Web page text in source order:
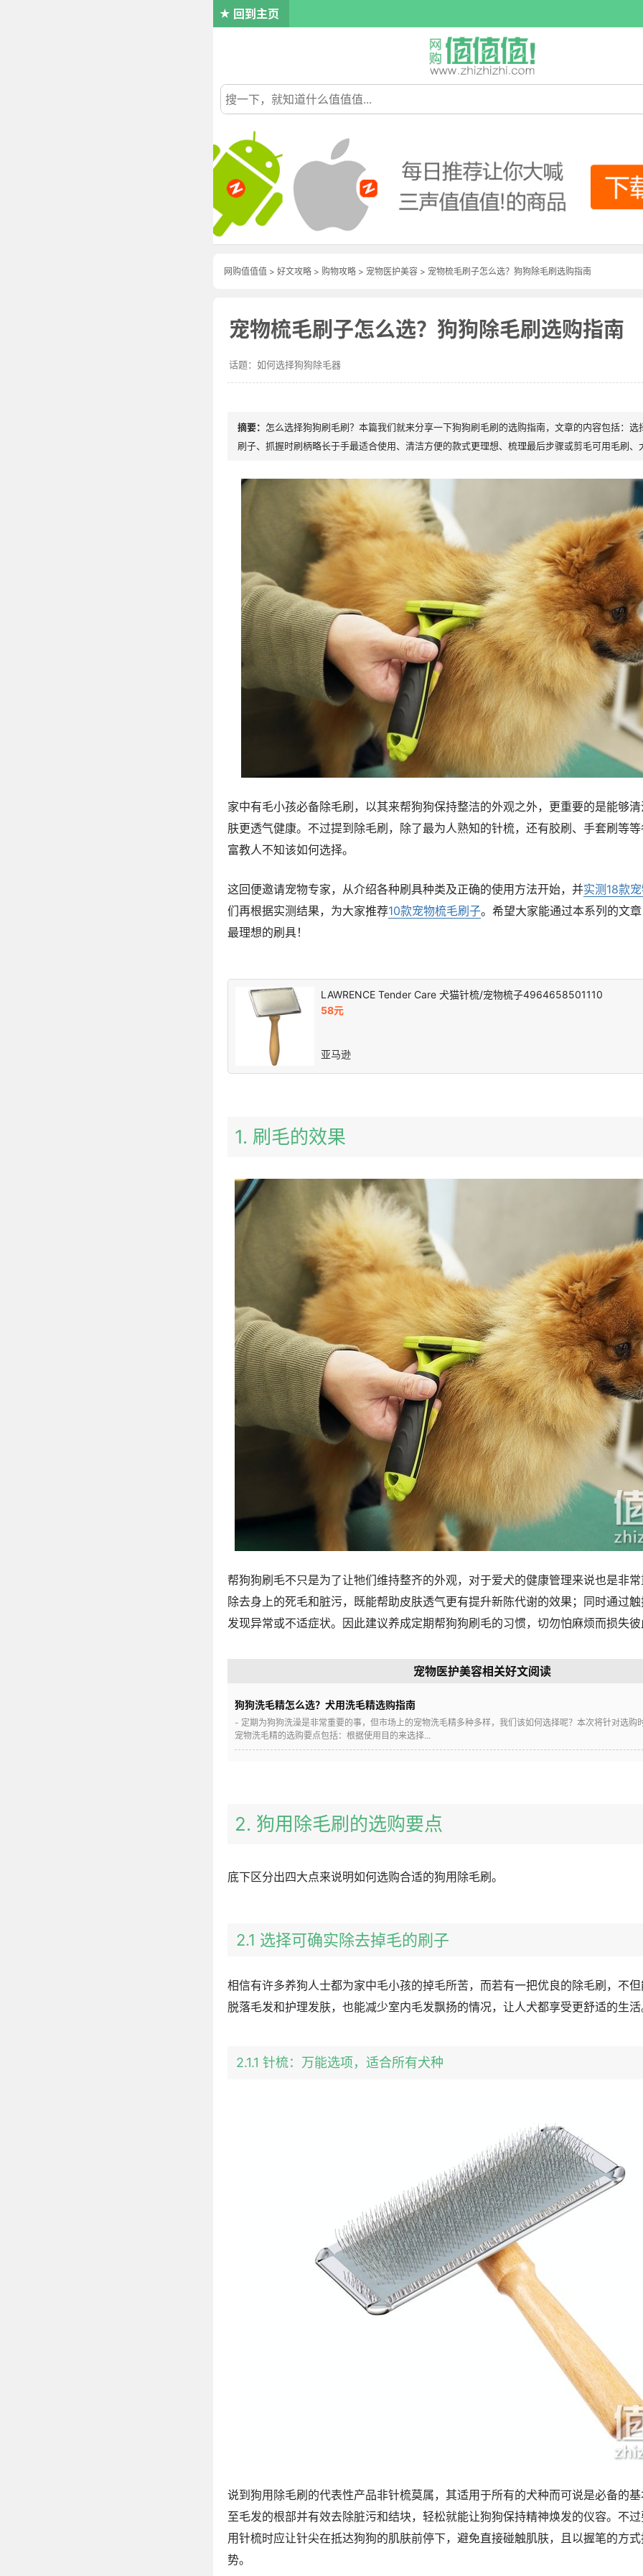
回到主页
网购值值值 > 好文攻略 > 购物攻略 > 宠物医护美容 > 宠物梳毛刷子怎么选？狗狗除毛刷选购指南
宠物梳毛刷子怎么选？狗狗除毛刷选购指南
如何选择狗狗除毛器
怎么选择狗狗刷毛刷？本篇我们就来分享一下狗狗刷毛刷的选购指南，文章的内容包括：选
刷子、抓握时刷柄略长于手最适合使用、清洁方便的款式更理想、梳理最后步骤或剪毛可用毛刷、
家中有毛小孩必备除毛刷，以其来帮狗狗保持整洁的外观之外，更重要的是能够
肤更透气健康。不过提到除毛刷，除了最为人熟知的针梳，还有胶刷、手套刷等
富教人不知该如何选择。
这回便邀请宠物专家，从介绍各种刷具种类及正确的使用方法开始，并实测18款
们再根据实测结果，为大家推荐10款宠物梳毛刷子。希望大家能通过本系列的文
最理想的刷具！
LAWRENCE Tender Care 犬猫针梳/宠物梳子4964658501110
58元
亚马逊
1. 刷毛的效果
帮狗狗刷毛不只是为了让牠们维持整齐的外观，对于爱犬的健康管理来说也是非
除去身上的死毛和脏污，既能帮助皮肤透气更有提升新陈代谢的效果；同时通过
发现异常或不适症状。因此建议养成定期帮狗狗刷毛的习惯，切勿怕麻烦而损失
宠物医护美容相关好文阅读
狗狗洗毛精怎么选？犬用洗毛精选购指南
- 定期为狗狗洗澡是非常重要的事，但市场上的宠物洗毛精多种多样，我们该如何选择呢？本次将针对选购
宠物洗毛精的选购要点包括：根据使用目的来选择...
2. 狗用除毛刷的选购要点
底下区分出四大点来说明如何选购合适的狗用除毛刷。
2.1 选择可确实除去掉毛的刷子
相信有许多养狗人士都为家中毛小孩的掉毛所苦，而若有一把优良的除毛刷，不
脱落毛发和护理发肤，也能减少室内毛发飘扬的情况，让人犬都享受更舒适的生
2.1.1 针梳：万能选项，适合所有犬种
说到狗用除毛刷的代表性产品非针梳莫属，其适用于所有的犬种而可说是必备的
至毛发的根部并有效去除脏污和结块，轻松就能让狗狗保持精神焕发的仪容。不
用针梳时应让针尖在抵达狗狗的肌肤前停下，避免直接碰触肌肤，且以握笔的方
势。